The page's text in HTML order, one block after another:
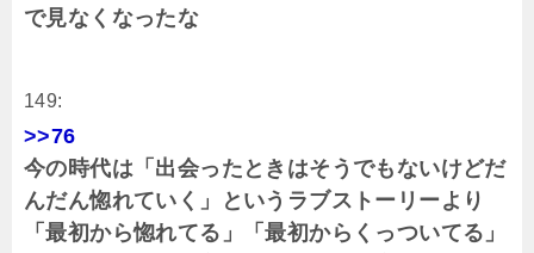
で見なくなったな
149:
>>76
今の時代は「出会ったときはそうでもないけどだ
んだん惚れていく」というラブストーリーより
「最初から惚れてる」「最初からくっついてる」